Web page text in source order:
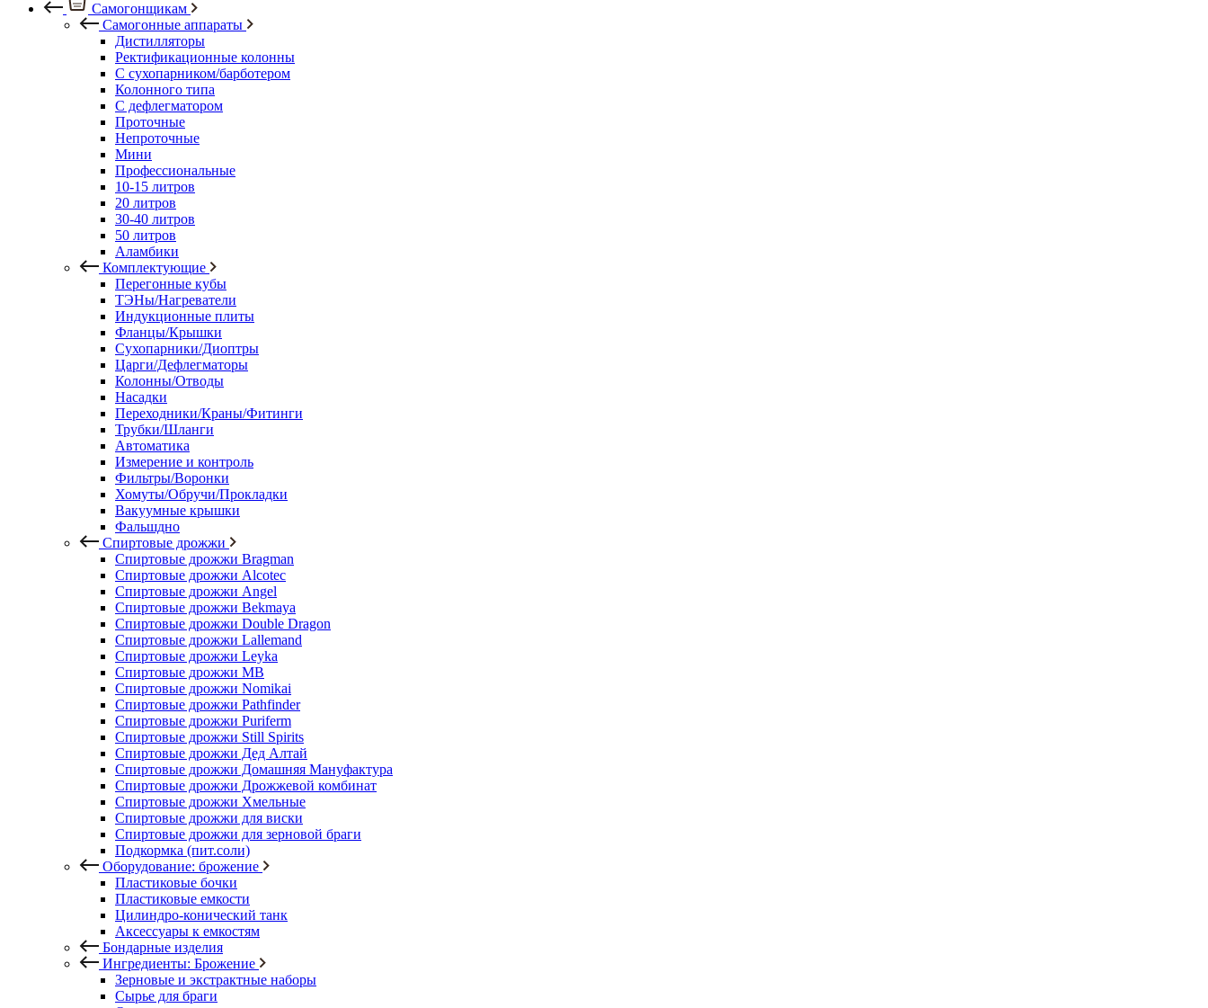
Самогонщикам
Самогонные аппараты
Дистилляторы
Ректификационные колонны
С сухопарником/барботером
Колонного типа
С дефлегматором
Проточные
Непроточные
Мини
Профессиональные
10-15 литров
20 литров
30-40 литров
50 литров
Аламбики
Комплектующие
Перегонные кубы
ТЭНы/Нагреватели
Индукционные плиты
Фланцы/Крышки
Сухопарники/Диоптры
Царги/Дефлегматоры
Колонны/Отводы
Насадки
Переходники/Краны/Фитинги
Трубки/Шланги
Автоматика
Измерение и контроль
Фильтры/Воронки
Хомуты/Обручи/Прокладки
Вакуумные крышки
Фальшдно
Спиртовые дрожжи
Спиртовые дрожжи Bragman
Спиртовые дрожжи Alcotec
Спиртовые дрожжи Angel
Спиртовые дрожжи Bekmaya
Спиртовые дрожжи Double Dragon
Спиртовые дрожжи Lallemand
Спиртовые дрожжи Leyka
Спиртовые дрожжи MB
Спиртовые дрожжи Nomikai
Спиртовые дрожжи Pathfinder
Спиртовые дрожжи Puriferm
Спиртовые дрожжи Still Spirits
Спиртовые дрожжи Дед Алтай
Спиртовые дрожжи Домашняя Мануфактура
Спиртовые дрожжи Дрожжевой комбинат
Спиртовые дрожжи Хмельные
Спиртовые дрожжи для виски
Спиртовые дрожжи для зерновой браги
Подкормка (пит.соли)
Оборудование: брожение
Пластиковые бочки
Пластиковые емкости
Цилиндро-конический танк
Аксессуары к емкостям
Бондарные изделия
Ингредиенты: Брожение
Зерновые и экстрактные наборы
Сырье для браги